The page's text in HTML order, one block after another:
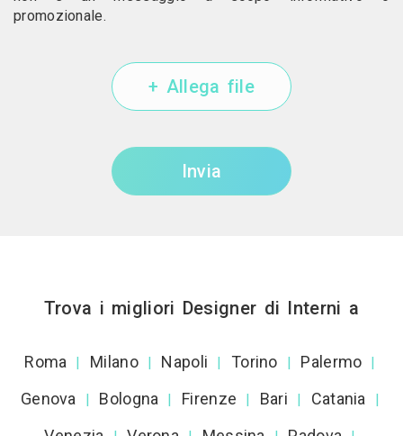
promozionale.
+ Allega file
Invia
Trova i migliori Designer di Interni a
Roma | Milano | Napoli | Torino | Palermo |
Genova | Bologna | Firenze | Bari | Catania |